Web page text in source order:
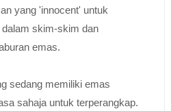
yang 'innocent' untuk
skim-skim dan
emas.
sedang memiliki emas
sahaja untuk terperangkap.